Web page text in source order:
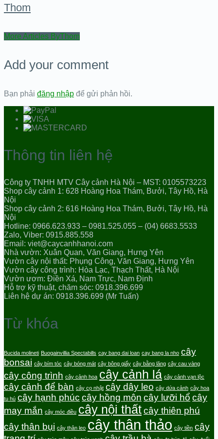
Thom
More Articles ByThom
Add your comment
Bạn phải đăng nhập để gửi phản hồi.
Thông tin liên hệ
Công ty TNHH MTV Cây cảnh Hà Nội – MST: 0105573223
Shop cây cảnh 1: 628 Hoàng Hoa Thám, Bưởi, Tây Hồ, Hà
Nội
Shop cây cảnh 2: 616 Hoàng Hoa Thám, Bưởi, Tây Hồ, Hà
Nội
Hotline: 0966.623.933 – 0981.525.055 – (04) 6683.5533
Zalo, Viber: 0915.885.558
Email: viet@caycanhhanoi.com
Nhà vườn: Xuân Quan, Văn Giang, Hưng Yên
Vườn cây nội thất: Phụng Công, Văn Giang, Hưng Yên
Vườn cây công trình: Hòa Lạc, Thạch Thất, Hà Nội
Vườn ươm: Điền Xá, Nam Trực, Nam Định
Hỗ trợ kỹ thuật, chăm sóc: 0918.396.699
Liên hệ dự án: 0918.396.699 (Mr Tuấn)
Từ khóa
Bucida molineti Buogainvillia Spectabills cay bang dai loan cay bang la nho cây
bonsai cây bím tóc cây bóng mát cây bông giấy cây bằng lăng cây cau vàng
cây công trình cây cảnh hoa cây cảnh lá cây cảnh vạn lộc
cây cảnh để bàn cây cọ nhật cây dây leo cây dứa cảnh cây hoa
tu hú cây hạnh phúc cây hồng môn cây lưỡi hổ cây
may mắn cây móc điều cây nội thấtcây thiên phú
cây thân bụi cây thân leo cây thân thảo cây tiền cây